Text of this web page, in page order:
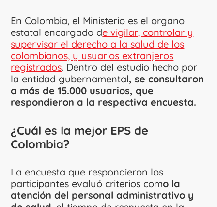
En Colombia, el Ministerio es el organo
estatal encargado de vigilar, controlar y
supervisar el derecho a la salud de los
colombianos, y usuarios extranjeros
registrados. Dentro del estudio hecho por
la entidad gubernamental, se consultaron
a más de 15.000 usuarios, que
respondieron a la respectiva encuesta.
¿Cuál es la mejor EPS de
Colombia?
La encuesta que respondieron los
participantes evaluó criterios como la
atención del personal administrativo y